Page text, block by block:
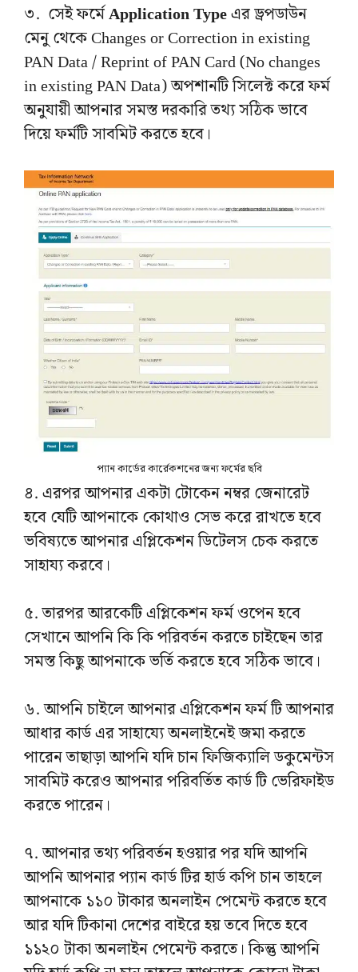
৩. সেই ফর্মেApplication Typeএর ড্রপডাউন
মেনু থেকে Changes or Correction in existing
PAN Data / Reprint of PAN Card (No changes
in existing PAN Data) অপশানটি সিলেক্ট করে ফর্ম
অনুযায়ী আপনার সমস্ত দরকারি তথ্য সঠিক ভাবে
দিয়ে ফর্মটি সাবমিট করতে হবে।
প্যান কার্ডের কার্রেকশনের জন্য ফর্মের ছবি
৪. এরপর আপনার একটা টোকেন নম্বর জেনারেট
হবে যেটি আপনাকে কোথাও সেভ করে রাখতে হবে
ভবিষ্যতে আপনার এপ্লিকেশন ডিটেলস চেক করতে
সাহায্য করবে।
৫. তারপর আরকেটি এপ্লিকেশন ফর্ম ওপেন হবে
সেখানে আপনি কি কি পরিবর্তন করতে চাইছেন তার
সমস্ত কিছু আপনাকে ভর্তি করতে হবে সঠিক ভাবে।
৬. আপনি চাইলে আপনার এপ্লিকেশন ফর্ম টি আপনার
আধার কার্ড এর সাহায্যে অনলাইনেই জমা করতে
পারেন তাছাড়া আপনি যদি চান ফিজিক্যালি ডকুমেন্টস
সাবমিট করেও আপনার পরিবর্তিত কার্ড টি ভেরিফাইড
করতে পারেন।
৭. আপনার তথ্য পরিবর্তন হওয়ার পর যদি আপনি
আপনি আপনার প্যান কার্ড টির হার্ড কপি চান তাহলে
আপনাকে ১১০ টাকার অনলাইন পেমেন্ট করতে হবে
আর যদি টিকানা দেশের বাইরে হয় তবে দিতে হবে
১১২০ টাকা অনলাইন পেমেন্ট করতে। কিন্তু আপনি